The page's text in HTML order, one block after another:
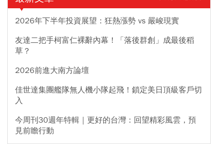
2026年下半年投資展望：狂熱漲勢 vs 嚴峻現實
友達二把手柯富仁裸辭內幕！「落後群創」成最後稻
草？
2026前進大南方論壇
佳世達集團艦隊無人機小隊起飛！鎖定美日頂級客戶切
入
今周刊30週年特輯｜更好的台灣：回望精彩風雲，預
見前瞻行動